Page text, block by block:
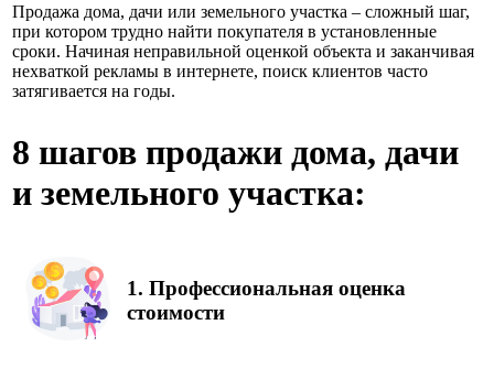
Продажа дома, дачи или земельного участка – сложный шаг,
при котором трудно найти покупателя в установленные
сроки. Начиная неправильной оценкой объекта и заканчивая
нехваткой рекламы в интернете, поиск клиентов часто
затягивается на годы.
8 шагов продажи дома, дачи
и земельного участка:
1. Профессиональная оценка
стоимости